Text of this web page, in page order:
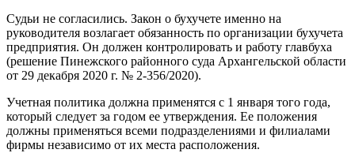
Судьи не согласились. Закон о бухучете именно на
руководителя возлагает обязанность по организации бухучета
предприятия. Он должен контролировать и работу главбуха
(решение Пинежского районного суда Архангельской области
от 29 декабря 2020 г. № 2-356/2020).
Учетная политика должна применятся с 1 января того года,
который следует за годом ее утверждения. Ее положения
должны применяться всеми подразделениями и филиалами
фирмы независимо от их места расположения.